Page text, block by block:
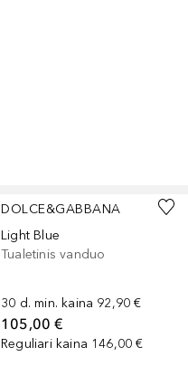
DOLCE&GABBANA
Light Blue
Tualetinis vanduo
30 d. min. kaina 92,90 €
105,00 €
Reguliari kaina 146,00 €